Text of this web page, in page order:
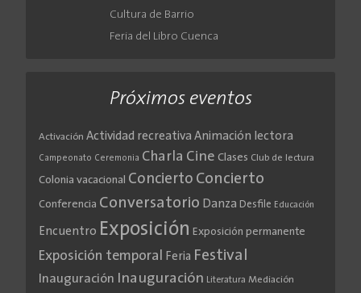
Cultura de Barrio
Feria del Libro Cuenca
Próximos eventos
Activación Actividad recreativa Animación lectora
Campeonato Ceremonia Charla Cine Clases Club de lectura
Colonia vacacional Concierto Concierto
Conferencia Conversatorio Danza Desfile Educación
Encuentro Exposición Exposición permanente
Exposición temporal Feria Festival
Inauguración Inauguración Literatura Mediación